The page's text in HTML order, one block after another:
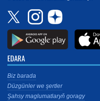
EDARA
Biz barada
Düzgünler we şertler
Şahsy maglumatlaryň goragy